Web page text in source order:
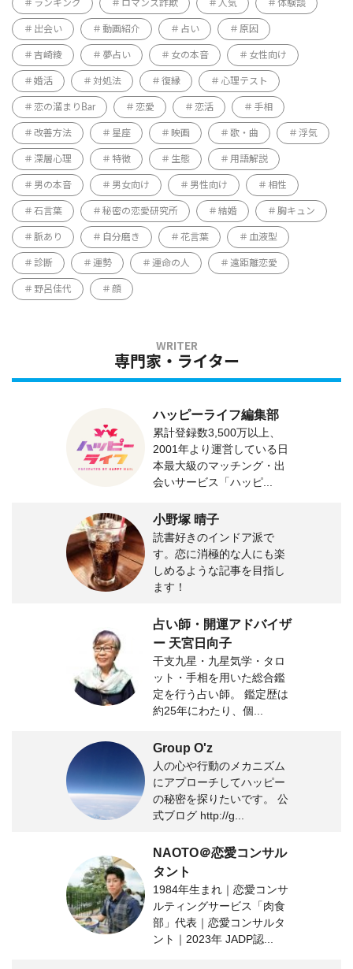
ランキング ロマンス詐欺 人気 体験談
出会い 動画紹介 占い 原因
吉崎綾 夢占い 女の本音 女性向け
婚活 対処法 復縁 心理テスト
恋の溜まりBar 恋愛 恋活 手相
改善方法 星座 映画 歌・曲 浮気
深層心理 特徴 生態 用語解説
男の本音 男女向け 男性向け 相性
石言葉 秘密の恋愛研究所 結婚 胸キュン
脈あり 自分磨き 花言葉 血液型
診断 運勢 運命の人 遠距離恋愛
野呂佳代 顔
専門家・ライター
ハッピーライフ編集部
累計登録数3,500万以上、
2001年より運営している日
本最大級のマッチング・出
会いサービス「ハッピ...
小野塚 晴子
読書好きのインドア派で
す。恋に消極的な人にも楽
しめるような記事を目指し
ます！
占い師・開運アドバイザ
ー 天宮日向子
干支九星・九星気学・タロ
ット・手相を用いた総合鑑
定を行う占い師。 鑑定歴は
約25年にわたり、個...
Group O'z
人の心や行動のメカニズム
にアプローチしてハッピー
の秘密を探りたいです。 公
式ブログ http://g...
NAOTO＠恋愛コンサル
タント
1984年生まれ｜恋愛コンサ
ルティングサービス「肉食
部」代表｜恋愛コンサルタ
ント｜2023年 JADP認...